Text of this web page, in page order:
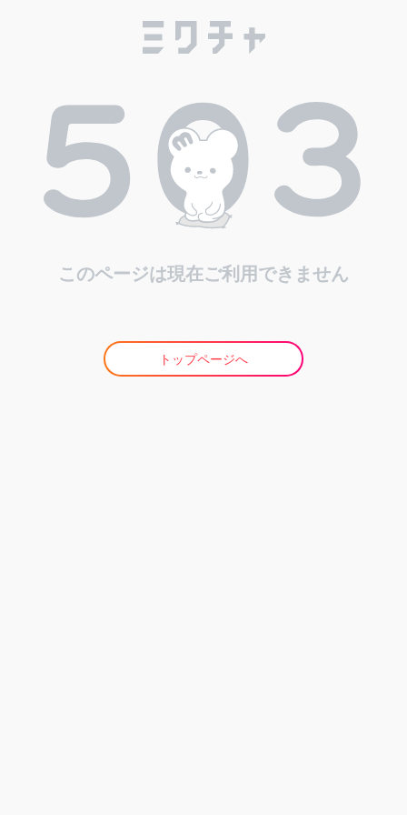
このページは現在ご利用できません